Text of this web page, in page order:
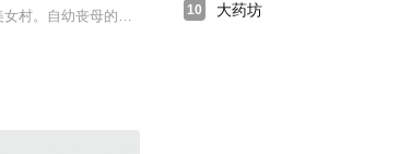
得到师傅介绍进入保
村。自幼丧母的凌云（向海岚饰）与打铁为生的父亲凌铁（许
10 大药坊